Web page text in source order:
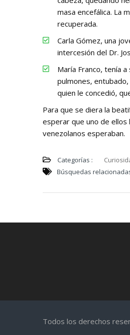
masa encefálica. La
recuperada.
Carla Gómez, una
intercesión del Dr.
María Franco, tenía
pulmones,
quien le concedió,
Para que se diera la
esperar que uno de
venezolanos esperaban.
Categorías :
Búsquedas
Todos los derechos